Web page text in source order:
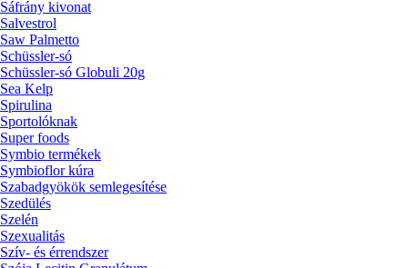
Sáfrány kivonat
Salvestrol
Saw Palmetto
Schüssler-só
Schüssler-só Globuli 20g
Sea Kelp
Spirulina
Sportolóknak
Super foods
Symbio termékek
Symbioflor kúra
Szabadgyökök semlegesítése
Szedülés
Szelén
Szexualitás
Szív- és érrendszer